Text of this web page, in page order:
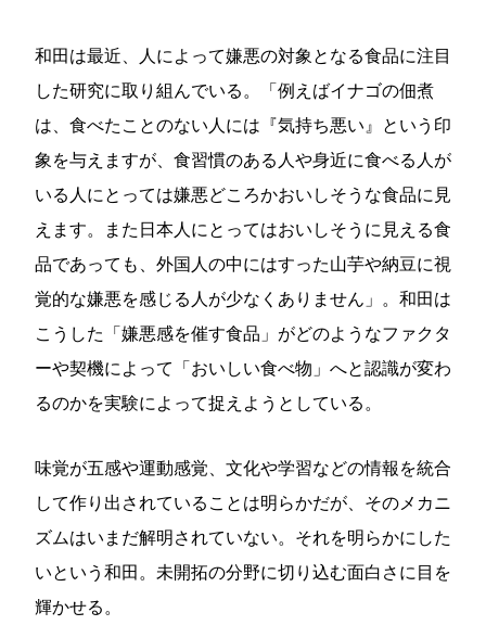
和田は最近、人によって嫌悪の対象となる食品に注目
した研究に取り組んでいる。「例えばイナゴの佃煮
は、食べたことのない人には『気持ち悪い』という印
象を与えますが、食習慣のある人や身近に食べる人が
いる人にとっては嫌悪どころかおいしそうな食品に見
えます。また日本人にとってはおいしそうに見える食
品であっても、外国人の中にはすった山芋や納豆に視
覚的な嫌悪を感じる人が少なくありません」。和田は
こうした「嫌悪感を催す食品」がどのようなファクタ
ーや契機によって「おいしい食べ物」へと認識が変わ
るのかを実験によって捉えようとしている。
味覚が五感や運動感覚、文化や学習などの情報を統合
して作り出されていることは明らかだが、そのメカニ
ズムはいまだ解明されていない。それを明らかにした
いという和田。未開拓の分野に切り込む面白さに目を
輝かせる。